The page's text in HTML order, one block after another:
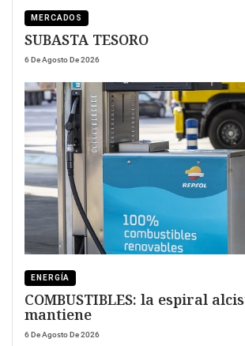
MERCADOS
SUBASTA TESORO
6 De Agosto De 2026
ENERGÍA
COMBUSTIBLES: la espiral
mantiene
6 De Agosto De 2026